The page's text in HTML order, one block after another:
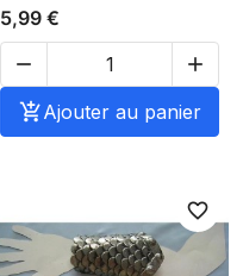
5,99 €


Ajouter au panier
favorite_border